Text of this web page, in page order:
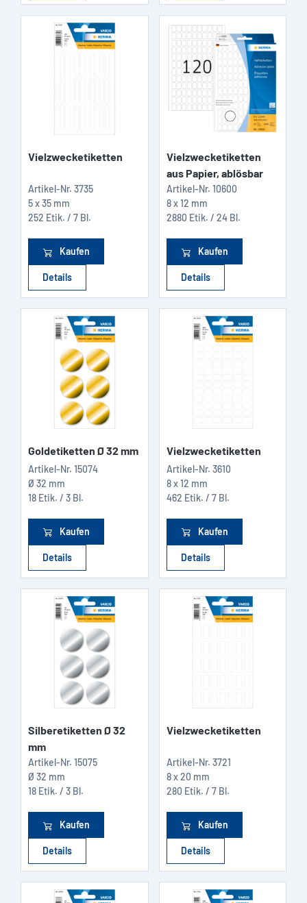
Vielzwecketiketten
Artikel-Nr. 3735
5 x 35 mm
252 Etik. / 7 Bl.
Kaufen
Details
Vielzwecketiketten
aus Papier, ablösbar
Artikel-Nr. 10600
8 x 12 mm
2880 Etik. / 24 Bl.
Kaufen
Details
Goldetiketten Ø 32 mm
Artikel-Nr. 15074
Ø 32 mm
18 Etik. / 3 Bl.
Kaufen
Details
Vielzwecketiketten
Artikel-Nr. 3610
8 x 12 mm
462 Etik. / 7 Bl.
Kaufen
Details
Silberetiketten Ø 32
mm
Artikel-Nr. 15075
Ø 32 mm
18 Etik. / 3 Bl.
Kaufen
Details
Vielzwecketiketten
Artikel-Nr. 3721
8 x 20 mm
280 Etik. / 7 Bl.
Kaufen
Details